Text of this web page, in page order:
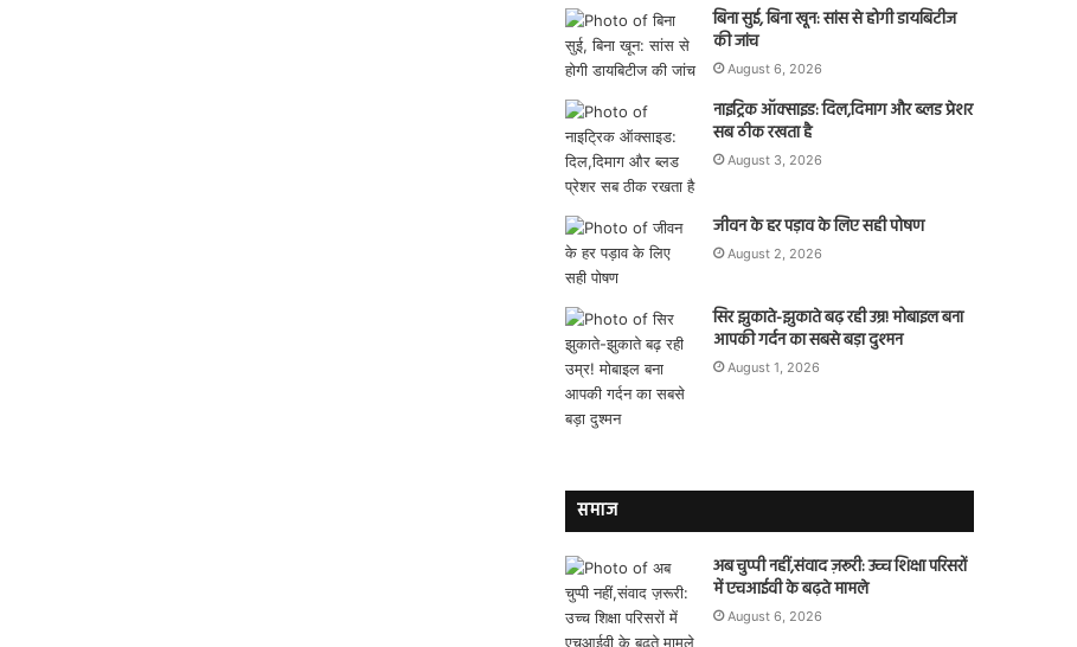
बिना सुई, बिना खून: सांस से होगी डायबिटीज
की जांच
August 6, 2026
नाइट्रिक ऑक्साइड: दिल,दिमाग और ब्लड प्रेशर
सब ठीक रखता है
August 3, 2026
जीवन के हर पड़ाव के लिए सही पोषण
August 2, 2026
सिर झुकाते-झुकाते बढ़ रही उम्र! मोबाइल बना
आपकी गर्दन का सबसे बड़ा दुश्मन
August 1, 2026
समाज
अब चुप्पी नहीं,संवाद ज़रूरी: उच्च शिक्षा परिसरों
में एचआईवी के बढ़ते मामले
August 6, 2026